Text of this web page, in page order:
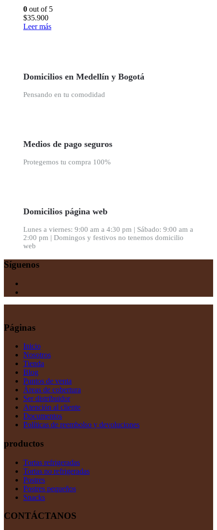
0 out of 5
$35.900
Leer más
Domicilios en Medellín y Bogotá
Pensando en tu comodidad
Medios de pago seguros
Protegemos tu compra 100%
Domicilios página web
Lunes a viernes: 9:00 am a 4:30 pm | Sábado: 9:00 am a
2:00 pm | Domingos y festivos no tenemos domicilio
web
Síguenos
Páginas
Inicio
Nosotros
Tienda
Blog
Puntos de venta
Áreas de cobertura
Ser distribuidor
Atención al cliente
Documentos
Políticas de reembolso y devoluciones
productos
Tortas refrigeradas
Tortas no refrigeradas
Postres
Postres pequeños
Snacks
CONTÁCTANOS